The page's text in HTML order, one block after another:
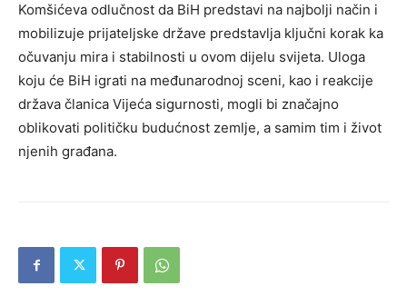
Komšićeva odlučnost da BiH predstavi na najbolji način i
mobilizuje prijateljske države predstavlja ključni korak ka
očuvanju mira i stabilnosti u ovom dijelu svijeta. Uloga
koju će BiH igrati na međunarodnoj sceni, kao i reakcije
država članica Vijeća sigurnosti, mogli bi značajno
oblikovati političku budućnost zemlje, a samim tim i život
njenih građana.